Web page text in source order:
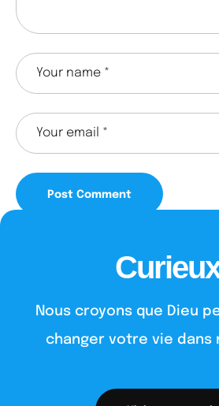
Nous croyons que Dieu
changer votre vie dans